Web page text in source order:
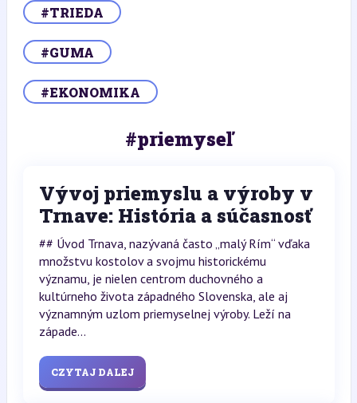
#TRIEDA
#GUMA
#EKONOMIKA
#priemyseľ
Vývoj priemyslu a výroby v
Trnave: História a súčasnosť
## Úvod Trnava, nazývaná často „malý Rím“ vďaka
množstvu kostolov a svojmu historickému
významu, je nielen centrom duchovného a
kultúrneho života západného Slovenska, ale aj
významným uzlom priemyselnej výroby. Leží na
západe...
CZYTAJ DALEJ